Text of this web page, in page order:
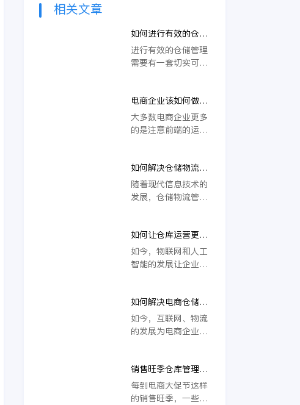
相关文章
如何进行有效的仓储
管理？
进行有效的仓储管理
需要有一套切实可行
力总是找不到可以解
决问题的关键所在。
所以想要解决问题，
电商企业该如何做好
仓储管理？专业仓储
管理系统优势凸显
大多数电商企业更多
的是注意前端的运营
后期发货反而投入精
力甚少，殊不知电商
后端也是不可忽视的
慢，错发、漏发会直
接导致退款、退换
货、补发等一系列的
问题。因此，后端的
是很重要的。
如何解决仓储物流管
理头痛难题？金蝶管
易云带来智能解决方
随着现代信息技术的
发展，仓储物流管理
代技术提高仓储效
率，实现自动化仓
储。
如何让仓库运营更加
高效？不妨尝试引入
仓储软件
如今，物联网和人工
智能的发展让企业流
为可能。这也意味
着，企业将面临更加
激烈的竞争，如周期
效率也需持续提升。
如何解决电商仓储管
理难问题？仓储系统
能带来哪些助力
如今，互联网、物流
的发展为电商企业提
多，对于电商企业而
言，电商仓储管理是
非常重要的，合理的
销售旺季仓库管理人
员忙不过来？试试仓
储自动化管理
每到电商大促节这样
的销售旺季，一些店